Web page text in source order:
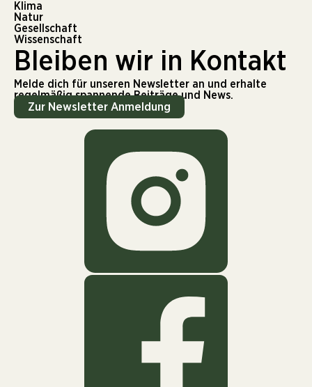
Klima
Natur
Gesellschaft
Wissenschaft
Bleiben wir in Kontakt
Melde dich für unseren Newsletter an und erhalte
regelmäßig spannende Beiträge und News.
Zur Newsletter Anmeldung